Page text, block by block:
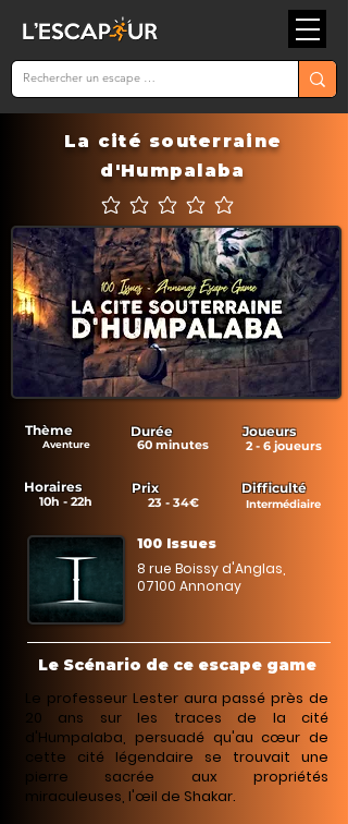
La cité souterraine
d'Humpalaba
Aucune note pour le moment
Thème
Aventure
Durée
60 minutes
Joueurs
2 - 6 joueurs
Horaires
10h - 22h
Prix
23 - 34€
Difficulté
Intermédiaire
100 Issues
8 rue Boissy d'Anglas,
07100 Annonay
Le Scénario de ce escape game
Le professeur Lester aura passé près de
20 ans sur les traces de la cité
d'Humpalaba, persuadé qu'au cœur de
cette cité légendaire se trouvait une
pierre sacrée aux propriétés
miraculeuses, l'œil de Shakar.